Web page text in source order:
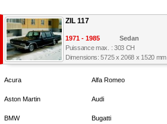
ZIL 117
1971 - 1985
Sedan
Puissance max. : 303 CH
Dimensions: 5725 x 2068 x 1520 mm
Acura Alfa Romeo
Aston Martin Audi
BMW Bugatti